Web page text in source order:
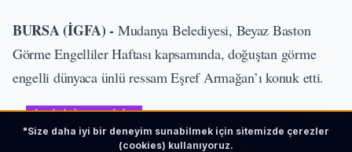
BURSA (İGFA) - Mudanya Belediyesi, Beyaz Baston
Görme Engelliler Haftası kapsamında, doğuştan görme
engelli dünyaca ünlü ressam Eşref Armağan’ı konuk etti.
İLGİNİZİ ÇEKEBİLİR
"Size daha iyi bir deneyim sunabilmek için sitemizde çerezler
(cookies) kullanıyoruz.